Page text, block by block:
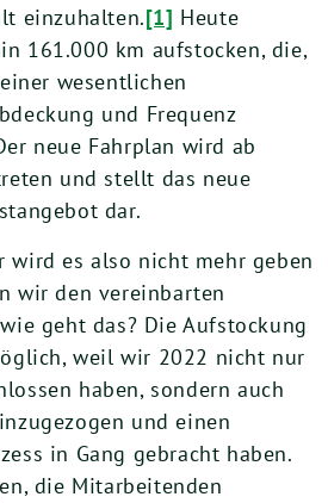
einzuhalten.[1] Heute
161.000 km aufstocken, die,
wesentlichen
und Frequenz
neue Fahrplan wird ab
und stellt das neue
dar.
wird es also nicht mehr geben
wir den vereinbarten
geht das? Die Aufstockung
weil wir 2022 nicht nur
haben, sondern auch
und einen
in Gang gebracht haben.
die Mitarbeitenden